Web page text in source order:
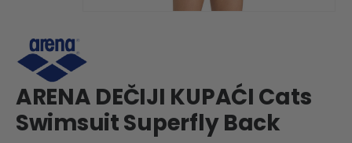
ARENA DEČIJI KUPAĆI Cats
Swimsuit Superfly Back